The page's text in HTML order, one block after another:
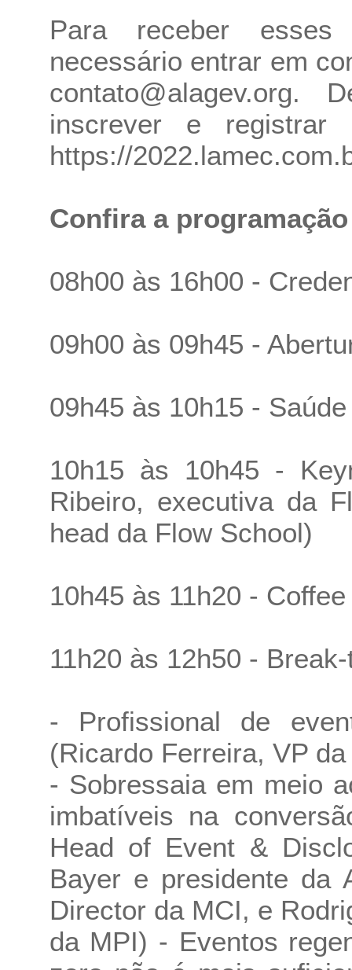
Para receber
necessário entrar em
inscrever e
https://
Confira a
08h00 às 16h00 -
09h00 às 09h45 -
09h45 às 10h15 -
10h15 às 10h45 -
Ribeiro, executiva da
head da Flow School)
10h45 às 11h20 -
11h20 às 12h50 -
- Profissional de
(Ricardo Ferreira, VP
- Sobressaia em meio
imbatíveis na
Head of Event &
Bayer e presidente da
Director da MCI, e
da MPI) - Eventos